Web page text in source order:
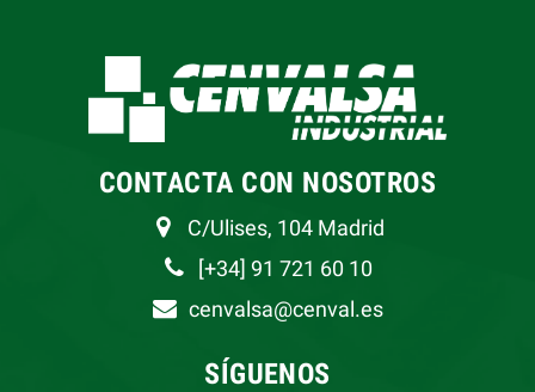
CONTACTA CON NOSOTROS
C/Ulises, 104 Madrid
[+34] 91 721 60 10
cenvalsa@cenval.es
SÍGUENOS